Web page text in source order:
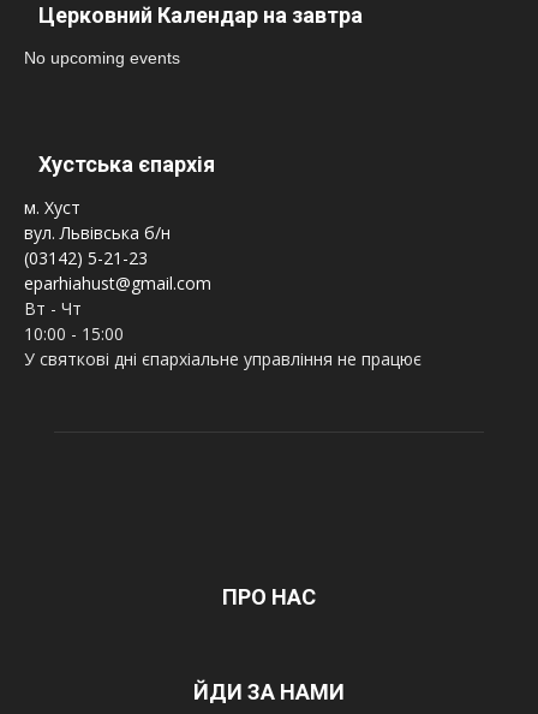
Церковний Календар на завтра
No upcoming events
Хустська єпархія
м. Хуст
вул. Львівська б/н
(03142) 5-21-23
eparhiahust@gmail.com
Вт - Чт
10:00 - 15:00
У святкові дні єпархіальне управління не працює
ПРО НАС
ЙДИ ЗА НАМИ